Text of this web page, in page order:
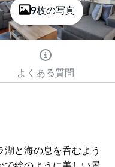
9枚の写真
よくある質問
湖と海の息を呑むよう